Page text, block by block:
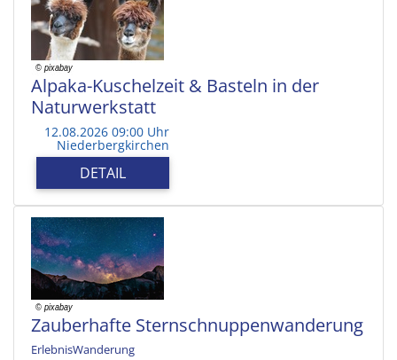
Alpaka-Kuschelzeit & Basteln in der
Naturwerkstatt
12.08.2026 09:00 Uhr
Niederbergkirchen
DETAIL
Zauberhafte Sternschnuppenwanderung
ErlebnisWanderung